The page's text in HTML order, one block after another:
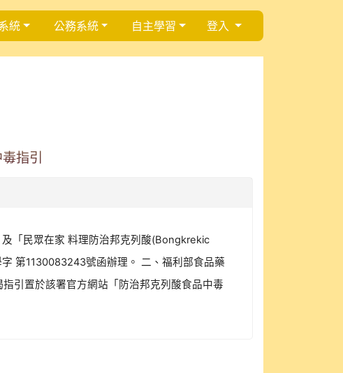
統 公務系統 自主學習 登入
指引
「民眾在家 料理防治邦克列酸(Bongkrekic
第1130083243號函辦理。 二、福利部食品藥
引置於該署官方網站「防治邦克列酸食品中毒